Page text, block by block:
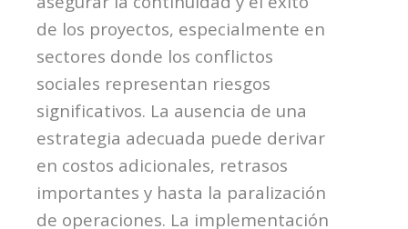
de los proyectos, especialmente en
sectores donde los conflictos
sociales representan riesgos
significativos. La ausencia de una
estrategia adecuada puede derivar
en costos adicionales, retrasos
importantes y hasta la paralización
de operaciones. La implementación